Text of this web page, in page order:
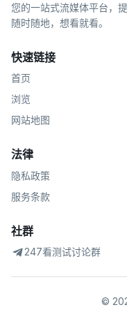
您的一站式流媒体平台，
随时随地，想看就看。
快速链接
首页
浏览
网站地图
法律
隐私政策
服务条款
社群
247看测试讨论群
©